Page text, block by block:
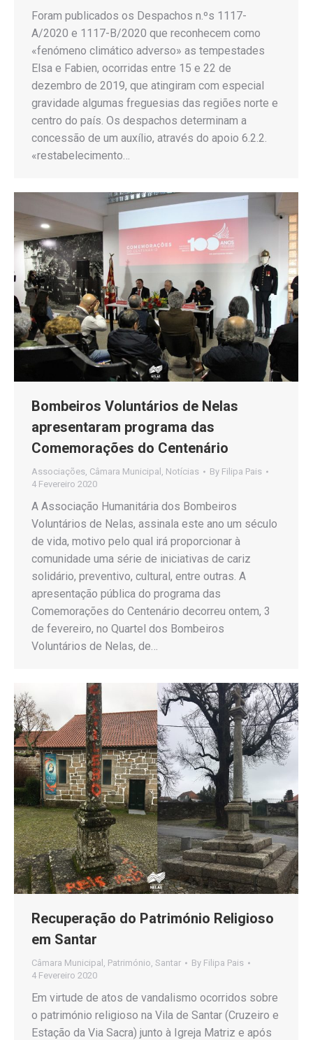
Foram publicados os Despachos n.ºs 1117-
A/2020 e 1117-B/2020 que reconhecem como
«fenómeno climático adverso» as tempestades
Elsa e Fabien, ocorridas entre 15 e 22 de
dezembro de 2019, que atingiram com especial
gravidade algumas freguesias das regiões norte e
centro do país. Os despachos determinam a
concessão de um auxílio, através do apoio 6.2.2.
«restabelecimento…
Bombeiros Voluntários de Nelas
apresentaram programa das
Comemorações do Centenário
Associações, Câmara Municipal , Notícias By Filipa Pais
4 Fevereiro 2020
A Associação Humanitária dos Bombeiros
Voluntários de Nelas, assinala este ano um século
de vida, motivo pelo qual irá proporcionar à
comunidade uma série de iniciativas de cariz
solidário, preventivo, cultural, entre outras. A
apresentação pública do programa das
Comemorações do Centenário decorreu ontem, 3
de fevereiro, no Quartel dos Bombeiros
Voluntários de Nelas, de…
Recuperação do Património Religioso
em Santar
Câmara Municipal Património Santar By Filipa Pais
4 Fevereiro 2020
Em virtude de atos de vandalismo ocorridos sobre
o património religioso na Vila de Santar (Cruzeiro e
Estação da Via Sacra) junto à Igreja Matriz e após